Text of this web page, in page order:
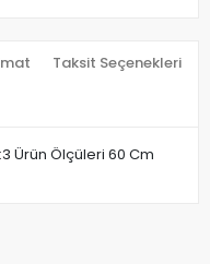
Taksit Seçenekleri
Ürün Ölçüleri 60 Cm